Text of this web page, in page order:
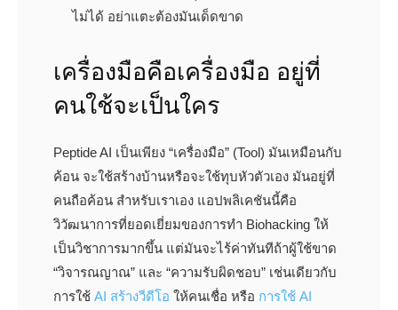
ไม่ได้ อย่าแตะต้องมันเด็ดขาด
เครื่องมือคือเครื่องมือ อยู่ที่
คนใช้จะเป็นใคร
Peptide AI เป็นเพียง “เครื่องมือ” (Tool) มันเหมือนกับ
ค้อน จะใช้สร้างบ้านหรือจะใช้ทุบหัวตัวเอง มันอยู่ที่
คนถือค้อน สำหรับเราเอง แอปพลิเคชันนี้คือ
วิวัฒนาการที่ยอดเยี่ยมของการทำ Biohacking ให้
เป็นวิชาการมากขึ้น แต่มันจะไร้ค่าทันทีถ้าผู้ใช้ขาด
“วิจารณญาณ” และ “ความรับผิดชอบ” เช่นเดียวกับ
การใช้ AI สร้างวีดีโอ ให้คนเชื่อ หรือ การใช้ AI